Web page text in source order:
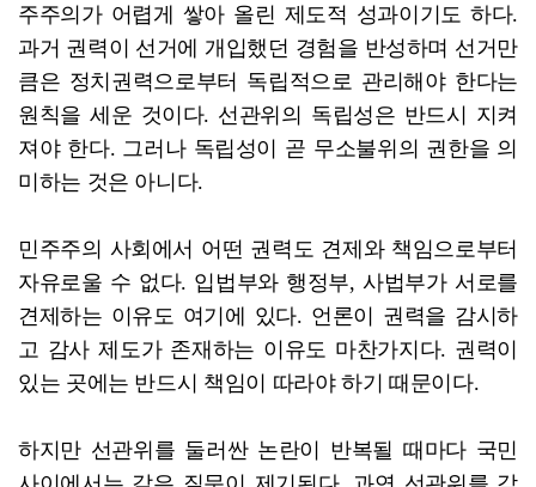
주주의가 어렵게 쌓아 올린 제도적 성과이기도 하다.
과거 권력이 선거에 개입했던 경험을 반성하며 선거만
큼은 정치권력으로부터 독립적으로 관리해야 한다는
원칙을 세운 것이다. 선관위의 독립성은 반드시 지켜
져야 한다. 그러나 독립성이 곧 무소불위의 권한을 의
미하는 것은 아니다.
민주주의 사회에서 어떤 권력도 견제와 책임으로부터
자유로울 수 없다. 입법부와 행정부, 사법부가 서로를
견제하는 이유도 여기에 있다. 언론이 권력을 감시하
고 감사 제도가 존재하는 이유도 마찬가지다. 권력이
있는 곳에는 반드시 책임이 따라야 하기 때문이다.
하지만 선관위를 둘러싼 논란이 반복될 때마다 국민